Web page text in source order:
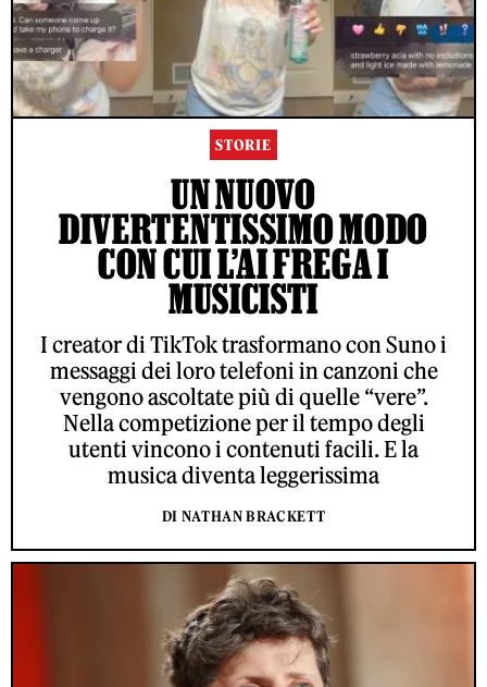
STORIE
UN NUOVO
DIVERTENTISSIMO MODO
CON CUI L’AI FREGA I
MUSICISTI
I creator di TikTok trasformano con Suno i
messaggi dei loro telefoni in canzoni che
vengono ascoltate più di quelle “vere”.
Nella competizione per il tempo degli
utenti vincono i contenuti facili. E la
musica diventa leggerissima
DI NATHAN BRACKETT